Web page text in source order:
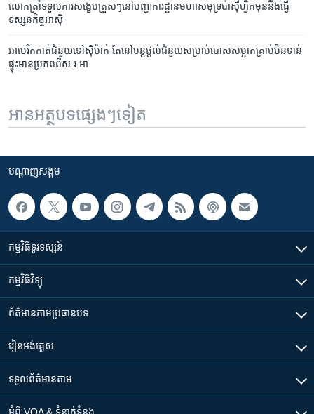
លោក​ត្រាំ​ទទួល​ការ​សង្ខេបត្រួសៗ​នៅ​បញ្ជាការដ្ឋាន​​មហាសមុទ្រ​​ប៉ាស៊ីហ្វិក​មុន​នឹង​ធ្វើ​
ទស្សនកិច្ច​អាស៊ី​
អាមេរិក​កាត់​ជំនួយ​ទៅ​ស៊ីម៉ាក់ ​តែ​នៅ​បន្ត​ផ្តល់​ជំនួយ​​សម្រាប់​បោស​សម្អាត​​គ្រាប់​មិន​ទាន់​
ផ្ទុះ​​មាន​ប្រភព​ពី​ស.រ.អា
អានអត្ថបទផ្សេងៗទៀត
បណ្តាញ​សង្គម
កម្មវិធី​ទូរទស្សន៍
កម្មវិធី​វិទ្យុ
ព័ត៌មាន​តាមប្រធានបទ​
រៀន​​អង់គ្លេស
ទទួល​ព័ត៌មាន​តាម
អំពី​ VOA & ទំនាក់ទំនង